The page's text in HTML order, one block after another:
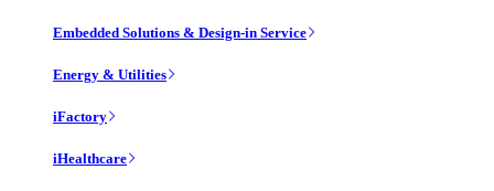
Embedded Solutions & Design-in Service
Energy & Utilities
iFactory
iHealthcare